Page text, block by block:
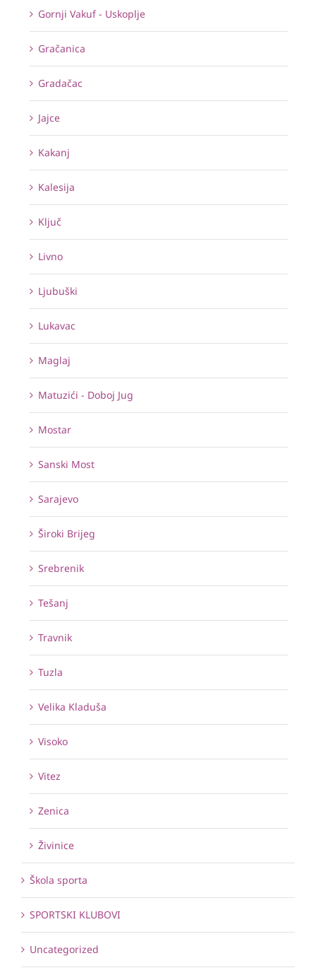
Gornji Vakuf - Uskoplje
Gračanica
Gradačac
Jajce
Kakanj
Kalesija
Ključ
Livno
Ljubuški
Lukavac
Maglaj
Matuzići - Doboj Jug
Mostar
Sanski Most
Sarajevo
Široki Brijeg
Srebrenik
Tešanj
Travnik
Tuzla
Velika Kladuša
Visoko
Vitez
Zenica
Živinice
Škola sporta
SPORTSKI KLUBOVI
Uncategorized